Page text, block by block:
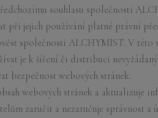
souhlasu společnosti
při jejich používání platné právní
společnosti ALCHYMIST. V této
je k šíření či distribuci
bezpečnost webových stránek.
webových stránek a aktualizuje
zaručit a nezaručuje správnost